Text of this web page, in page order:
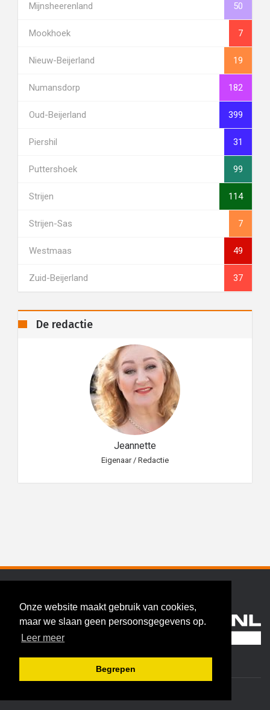
Onze website maakt gebruik van cookies,
maar we slaan geen persoonsgegevens op.
Leer meer
Begrepen
Mijnsheerenland 50
Mookhoek 7
Nieuw-Beijerland 19
Numansdorp 182
Oud-Beijerland 399
Piershil 31
Puttershoek 99
Strijen 114
Strijen-Sas 7
Westmaas 49
Zuid-Beijerland 37
De redactie
Jeannette
Eigenaar / Redactie